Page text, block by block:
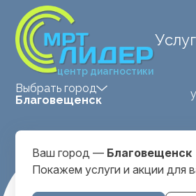
центр диагностики
Выбрать город
Благовещенск
Ваш город — Благовещенск
Покажем услуги и акции для